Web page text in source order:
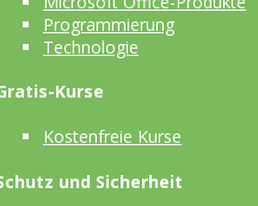
Programmierung
Technologie
Kurse
Kostenfreie Kurse
und Sicherheit